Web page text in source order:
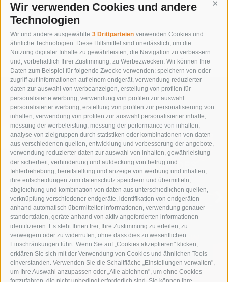
Wir verwenden Cookies und andere
Technologien
Wir und andere ausgewählte 3 Drittparteien verwenden Cookies und
ähnliche Technologien. Diese Hilfsmittel sind unerlässlich, um die
Nutzung digitaler Inhalte zu gewährleisten, die Navigation zu verbessern
und, vorbehaltlich Ihrer Zustimmung, zu Werbezwecken. Wir können Ihre
Daten zum Beispiel für folgende Zwecke verwenden: speichern von oder
zugriff auf informationen auf einem endgerät, verwendung reduzierter
daten zur auswahl von werbeanzeigen, erstellung von profilen für
personalisierte werbung, verwendung von profilen zur auswahl
personalisierter werbung, erstellung von profilen zur personalisierung von
inhalten, verwendung von profilen zur auswahl personalisierter inhalte,
messung der werbeleistung, messung der performance von inhalten,
analyse von zielgruppen durch statistiken oder kombinationen von daten
aus verschiedenen quellen, entwicklung und verbesserung der angebote,
verwendung reduzierter daten zur auswahl von inhalten, gewährleistung
der sicherheit, verhinderung und aufdeckung von betrug und
fehlerbehebung, bereitstellung und anzeige von werbung und inhalten,
ihre entscheidungen zum datenschutz speichern und übermitteln,
abgleichung und kombination von daten aus unterschiedlichen quellen,
verknüpfung verschiedener endgeräte, identifikation von endgeräten
anhand automatisch übermittelter informationen, verwendung genauer
standortdaten, geräte anhand von aktiv angeforderten informationen
identifizieren. Es steht Ihnen frei, Ihre Zustimmung zu erteilen, zu
verweigern oder zu widerrufen, ohne dass dies zu wesentlichen
Einschränkungen führt. Wenn Sie auf „Cookies akzeptieren" klicken,
erklären Sie sich mit der Verwendung von Cookies und ähnlichen Tools
einverstanden. Verwenden Sie die Schaltfläche „Einstellungen verwalten",
um Ihre Auswahl anzupassen oder „Alle ablehnen", um ohne Cookies
« zurück
TAUCHE EIN IN DIE NATUR DES
LEBENS
SOMMERURLAUB